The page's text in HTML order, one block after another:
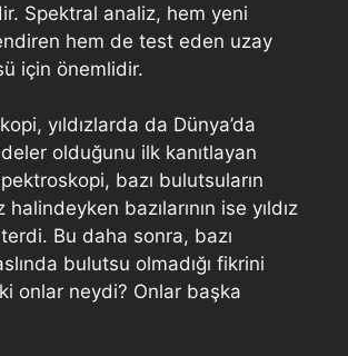
Spektral analiz, hem yeni
hem de test eden uzay
için önemlidir.
yıldızlarda da Dünya’da
olduğunu ilk kanıtlayan
bazı bulutsuların
bazılarının ise yıldız
Bu daha sonra, bazı
bulutsu olmadığı fikrini
onlar neydi? Onlar başka